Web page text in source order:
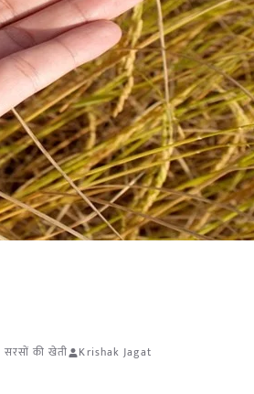
सरसों की खेती Krishak Jagat